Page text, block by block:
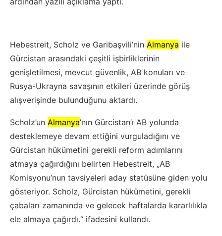
Hebestreit, Scholz ve Garibaşvili’nin Almanya ile
Gürcistan arasındaki çeşitli işbirliklerinin
genişletilmesi, mevcut güvenlik, AB konuları ve
Rusya-Ukrayna savaşının etkileri üzerinde görüş
alışverişinde bulunduğunu aktardı.
Scholz’un Almanya’nın Gürcistan’ı AB yolunda
desteklemeye devam ettiğini vurguladığını ve
Gürcistan hükümetini gerekli reform adımlarını
atmaya çağırdığını belirten Hebestreit, „AB
Komisyonu’nun tavsiyeleri aday statüsüne giden yolu
gösteriyor. Scholz, Gürcistan hükümetini, gerekli
çabaları zamanında ve gelecek haftalarda kararlılıkla
ele almaya çağırdı.“ ifadesini kullandı.